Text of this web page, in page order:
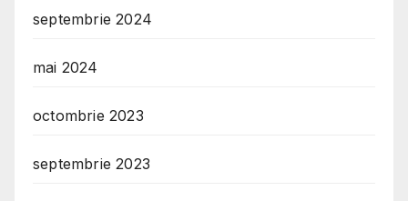
septembrie 2024
mai 2024
octombrie 2023
septembrie 2023